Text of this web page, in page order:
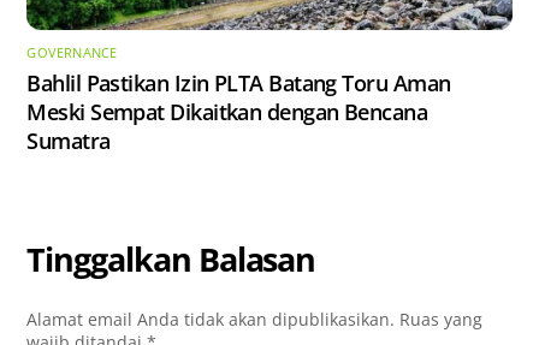
GOVERNANCE
Bahlil Pastikan Izin PLTA Batang Toru Aman
Meski Sempat Dikaitkan dengan Bencana
Sumatra
Tinggalkan Balasan
Alamat email Anda tidak akan dipublikasikan. Ruas yang